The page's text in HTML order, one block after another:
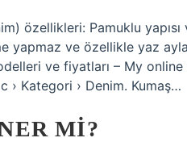
özellikleri: Pamuklu
yapmaz ve özellikle yaz
ve fiyatları – My
› Kategori › Denim. Kumaş…
MI?